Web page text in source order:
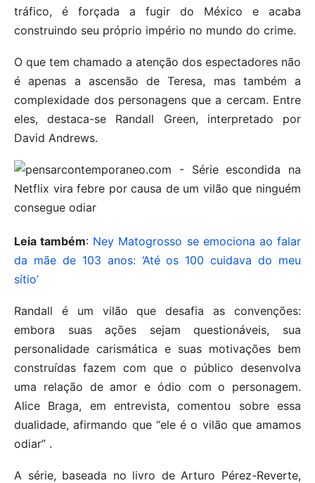
tráfico, é forçada a fugir do México e acaba
construindo seu próprio império no mundo do crime.
O que tem chamado a atenção dos espectadores não
é apenas a ascensão de Teresa, mas também a
complexidade dos personagens que a cercam. Entre
eles, destaca-se Randall Green, interpretado por
David Andrews.
Leia também: Ney Matogrosso se emociona ao falar
da mãe de 103 anos: ‘Até os 100 cuidava do meu
sítio’
Randall é um vilão que desafia as convenções:
embora suas ações sejam questionáveis, sua
personalidade carismática e suas motivações bem
construídas fazem com que o público desenvolva
uma relação de amor e ódio com o personagem.
Alice Braga, em entrevista, comentou sobre essa
dualidade, afirmando que “ele é o vilão que amamos
odiar” .
A série, baseada no livro de Arturo Pérez-Reverte,